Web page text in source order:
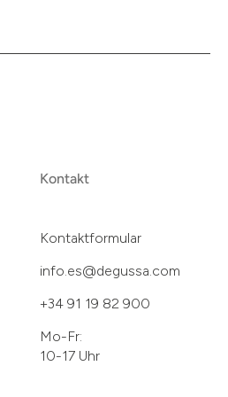
Kontakt
Kontaktformular
info.es@degussa.com
+34 91 19 82 900
Mo-Fr:
10-17 Uhr